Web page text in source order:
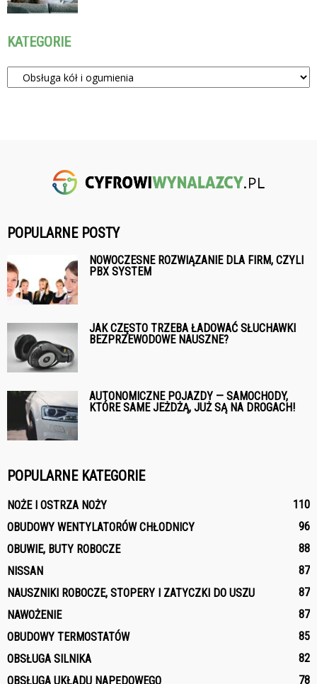
KATEGORIE
Kategorie
POPULARNE POSTY
NOWOCZESNE ROZWIĄZANIE DLA FIRM, CZYLI
PBX SYSTEM
JAK CZĘSTO TRZEBA ŁADOWAĆ SŁUCHAWKI
BEZPRZEWODOWE NAUSZNE?
AUTONOMICZNE POJAZDY — SAMOCHODY,
KTÓRE SAME JEŻDŻĄ, JUŻ SĄ NA DROGACH!
POPULARNE KATEGORIE
NOŻE I OSTRZA NOŻY
110
OBUDOWY WENTYLATORÓW CHŁODNICY
96
OBUWIE, BUTY ROBOCZE
88
NISSAN
87
NAUSZNIKI ROBOCZE, STOPERY I ZATYCZKI DO USZU
87
NAWOŻENIE
87
OBUDOWY TERMOSTATÓW
85
OBSŁUGA SILNIKA
82
OBSŁUGA UKŁADU NAPĘDOWEGO
78